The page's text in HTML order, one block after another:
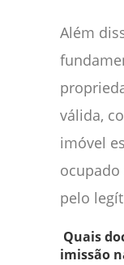
Além
válida,
imóvel
pelo
Quais
imissão